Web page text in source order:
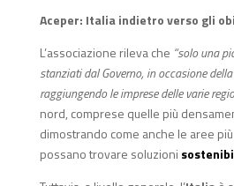
Aceper: Italia indietro verso gli
L’associazione rileva che “solo una
stanziati dal Governo, in occasione
raggiungendo le imprese delle varie
nord, comprese quelle più
dimostrando come anche le aree
possano trovare soluzioni